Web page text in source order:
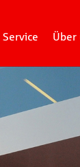
Service Über